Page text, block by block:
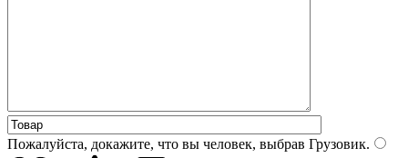
Пожалуйста, докажите, что вы человек, выбрав Грузовик.